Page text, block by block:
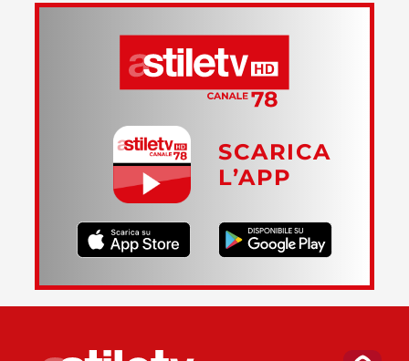
SCARICA
L’APP